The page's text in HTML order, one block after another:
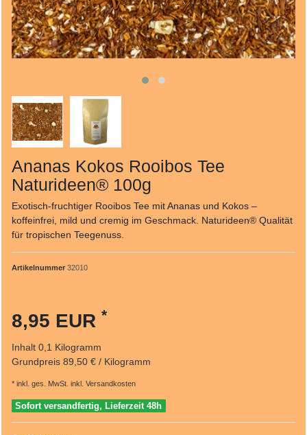
Ananas Kokos Rooibos Tee
Naturideen® 100g
Exotisch-fruchtiger Rooibos Tee mit Ananas und Kokos –
koffeinfrei, mild und cremig im Geschmack. Naturideen® Qualität
für tropischen Teegenuss.
Artikelnummer 32010
8,95 EUR *
Inhalt 0,1 Kilogramm
Grundpreis 89,50 € / Kilogramm
* inkl. ges. MwSt. inkl. Versandkosten
Sofort versandfertig, Lieferzeit 48h